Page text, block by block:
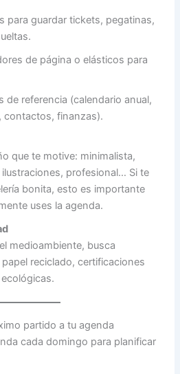
para guardar tickets, pegatinas,
de página o elásticos para
de referencia (calendario anual,
contactos, finanzas).
que te motive: minimalista,
profesional… Si te
bonita, esto es importante
uses la agenda.
medioambiente, busca
reciclado, certificaciones
partido a tu agenda
cada domingo para planificar